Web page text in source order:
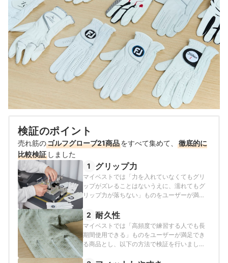
検証のポイント
売れ筋のゴルフグローブ21商品をすべて集めて、
徹底的に
比較検証 しました
1
グリップ力
マイベストでは「力を入れていなくてもグリ
ップがズレることはないうえに、濡れてもグ
リップ力が落ちない」ものをユーザーが満足
コアの加重平均でおすすめ度をスコア化しま
した。
2 耐久性
マイベストでは「高頻度で練習する人でも長
期間使用できる」ものをユーザーが満足でき
る商品とし、以下の方法で検証を行いまし